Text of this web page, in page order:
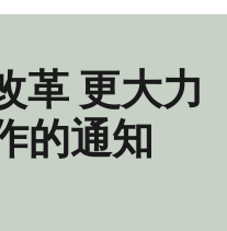
革 更大力
的通知